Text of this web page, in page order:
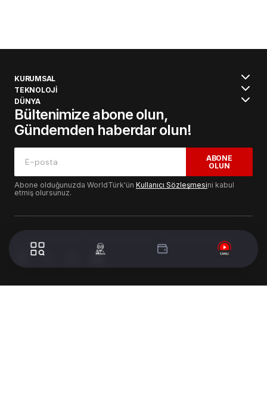
KURUMSAL
TEKNOLOJİ
DÜNYA
Bültenimize abone olun,
Gündemden haberdar olun!
ABONE
OLUN
Abone olduğunuzda WorldTürk'ün Kullanıcı Sözleşmesini kabul
etmiş olursunuz.
© 2024 WorldTurk. Tüm Hakları Saklıdır. - Tasarım & Geliştirme :
Volion's